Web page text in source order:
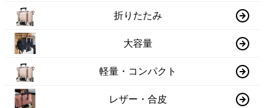
折りたたみ
大容量
軽量・コンパクト
レザー・合皮